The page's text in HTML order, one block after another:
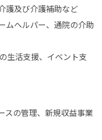
護及び介護補助など
ムヘルパー、通院の介助
生活支援、イベント支
スの管理、新規収益事業